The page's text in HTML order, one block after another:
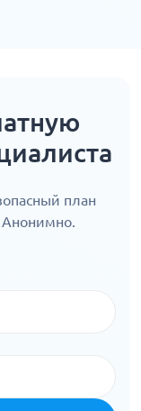
план
Анонимно.